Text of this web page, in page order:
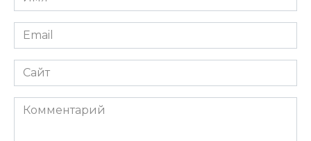
*
Email
*
Сайт
Комментарий